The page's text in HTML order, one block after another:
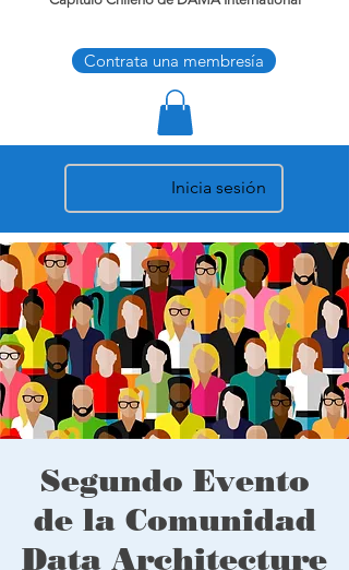
Contrata una membresía
Inicia sesión
Segundo Evento
de la Comunidad
Data Architecture